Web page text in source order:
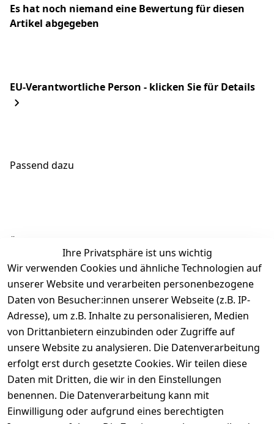
Es hat noch niemand eine Bewertung für diesen
Artikel abgegeben
EU-Verantwortliche Person - klicken Sie für Details
Passend dazu
Ähnliche Produkte
Ihre Privatsphäre ist uns wichtig
Wir verwenden Cookies und ähnliche Technologien auf
unserer Website und verarbeiten personenbezogene
Daten von Besucher:innen unserer Webseite (z.B. IP-
Adresse), um z.B. Inhalte zu personalisieren, Medien
von Drittanbietern einzubinden oder Zugriffe auf
unsere Website zu analysieren. Die Datenverarbeitung
erfolgt erst durch gesetzte Cookies. Wir teilen diese
Daten mit Dritten, die wir in den Einstellungen
benennen. Die Datenverarbeitung kann mit
Einwilligung oder aufgrund eines berechtigten
Rechtliches
AGB
Impressum
Datenschutze
rklärung
Über uns
Kontakt
Registrieren
Kataloge zum
Download
Wir
versenden
mit
Zahle
bequem per